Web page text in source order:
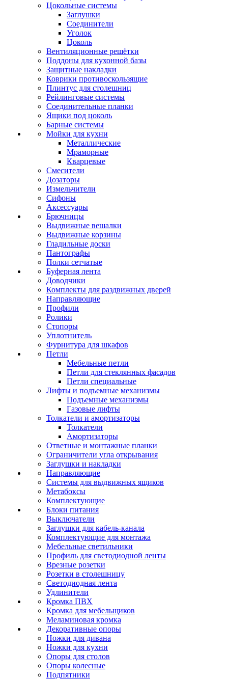
Цокольные системы
Заглушки
Соединители
Уголок
Цоколь
Вентиляционные решётки
Поддоны для кухонной базы
Защитные накладки
Коврики противоскользящие
Плинтус для столешниц
Рейлинговые системы
Соединительные планки
Ящики под цоколь
Барные системы
Мойки для кухни
Металлические
Мраморные
Кварцевые
Смесители
Дозаторы
Измельчители
Сифоны
Аксессуары
Брючницы
Выдвижные вешалки
Выдвижные корзины
Гладильные доски
Пантографы
Полки сетчатые
Буферная лента
Доводчики
Комплекты для раздвижных дверей
Направляющие
Профили
Ролики
Стопоры
Уплотнитель
Фурнитура для шкафов
Петли
Мебельные петли
Петли для стеклянных фасадов
Петли специальные
Лифты и подъемные механизмы
Подъемные механизмы
Газовые лифты
Толкатели и амортизаторы
Толкатели
Амортизаторы
Ответные и монтажные планки
Ограничители угла открывания
Заглушки и накладки
Направляющие
Системы для выдвижных ящиков
Метабоксы
Комплектующие
Блоки питания
Выключатели
Заглушки для кабель-канала
Комплектующие для монтажа
Мебельные светильники
Профиль для светодиодной ленты
Врезные розетки
Розетки в столешницу
Светодиодная лента
Удлинители
Кромка ПВХ
Кромка для мебельщиков
Меламиновая кромка
Декоративные опоры
Ножки для дивана
Ножки для кухни
Опоры для столов
Опоры колесные
Подпятники